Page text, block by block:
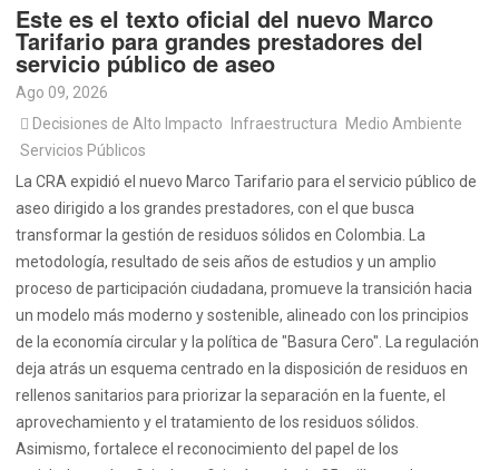
Este es el texto oficial del nuevo Marco
Tarifario para grandes prestadores del
servicio público de aseo
Ago 09, 2026
Decisiones de Alto Impacto
Infraestructura
Medio Ambiente
Servicios Públicos
La CRA expidió el nuevo Marco Tarifario para el servicio público de
aseo dirigido a los grandes prestadores, con el que busca
transformar la gestión de residuos sólidos en Colombia. La
metodología, resultado de seis años de estudios y un amplio
proceso de participación ciudadana, promueve la transición hacia
un modelo más moderno y sostenible, alineado con los principios
de la economía circular y la política de "Basura Cero". La regulación
deja atrás un esquema centrado en la disposición de residuos en
rellenos sanitarios para priorizar la separación en la fuente, el
aprovechamiento y el tratamiento de los residuos sólidos.
Asimismo, fortalece el reconocimiento del papel de los